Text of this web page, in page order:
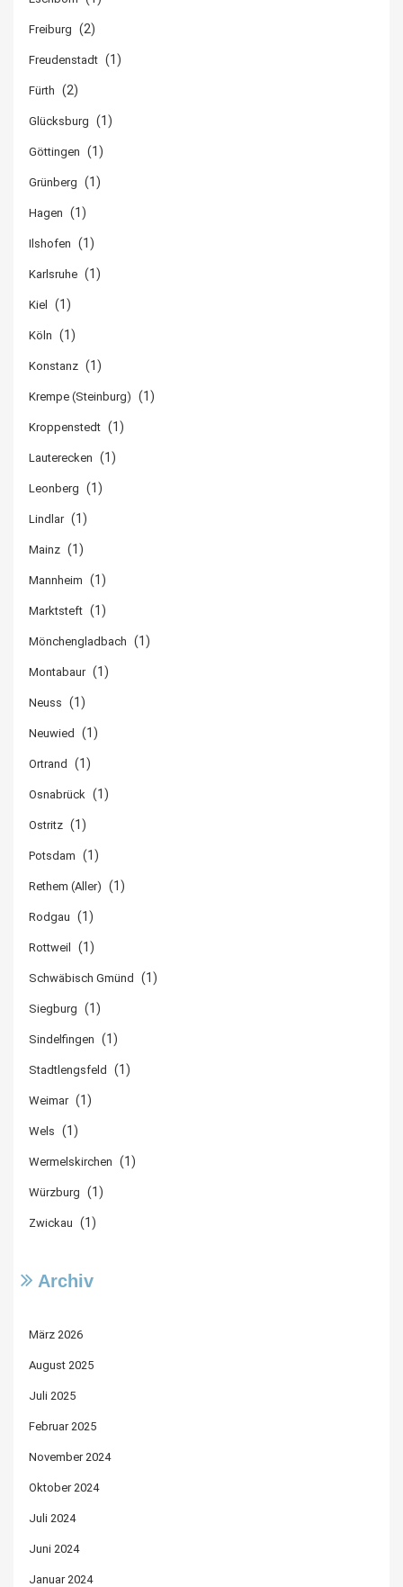
Freiburg (2)
Freudenstadt (1)
Fürth (2)
Glücksburg (1)
Göttingen (1)
Grünberg (1)
Hagen (1)
Ilshofen (1)
Karlsruhe (1)
Kiel (1)
Köln (1)
Konstanz (1)
Krempe (Steinburg) (1)
Kroppenstedt (1)
Lauterecken (1)
Leonberg (1)
Lindlar (1)
Mainz (1)
Mannheim (1)
Marktsteft (1)
Mönchengladbach (1)
Montabaur (1)
Neuss (1)
Neuwied (1)
Ortrand (1)
Osnabrück (1)
Ostritz (1)
Potsdam (1)
Rethem (Aller) (1)
Rodgau (1)
Rottweil (1)
Schwäbisch Gmünd (1)
Siegburg (1)
Sindelfingen (1)
Stadtlengsfeld (1)
Weimar (1)
Wels (1)
Wermelskirchen (1)
Würzburg (1)
Zwickau (1)
Archiv
März 2026
August 2025
Juli 2025
Februar 2025
November 2024
Oktober 2024
Juli 2024
Juni 2024
Januar 2024